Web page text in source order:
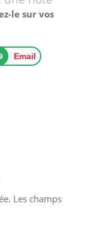
le sur vos
Email
Les champs